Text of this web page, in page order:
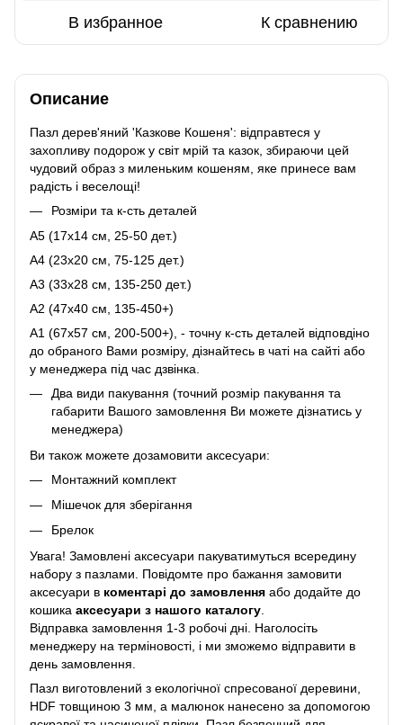
В избранное К сравнению
Описание
Пазл дерев'яний 'Казкове Кошеня': відправтеся у
захопливу подорож у світ мрій та казок, збираючи цей
чудовий образ з миленьким кошеням, яке принесе вам
радість і веселощі!
Розміри та к-сть деталей
A5 (17х14 см, 25-50 дет.)
A4 (23x20 см, 75-125 дет.)
A3 (33х28 см, 135-250 дет.)
A2 (47х40 см, 135-450+)
A1 (67х57 см, 200-500+), - точну к-сть деталей відповдіно
до обраного Вами розміру, дізнайтесь в чаті на сайті або
у менеджера під час дзвінка.
Два види пакування (точний розмір пакування та
габарити Вашого замовлення Ви можете дізнатись у
менеджера)
Ви також можете дозамовити аксесуари:
Монтажний комплект
Мішечок для зберігання
Брелок
Увага! Замовлені аксесуари пакуватимуться всередину
набору з пазлами. Повідомте про бажання замовити
аксесуари в коментарі до замовлення або додайте до
кошика аксесуари з нашого каталогу
Відправка замовлення 1-3 робочі дні. Наголосіть
менеджеру на терміновості, і ми зможемо відправити в
день замовлення.
Пазл виготовлений з екологічної спресованої деревини,
HDF товщиною 3 мм, а малюнок нанесено за допомогою